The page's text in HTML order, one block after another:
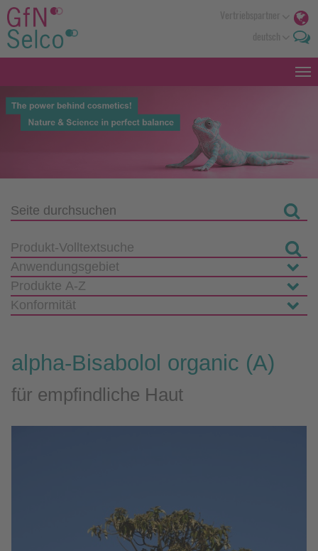
alpha-Bisabolol organic (A)
für empfindliche Haut